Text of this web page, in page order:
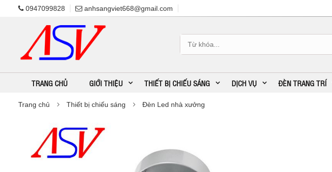
0947099828 anhsangviet668@gmail.com
TRANG CHỦ GIỚI THIỆU THIẾT BỊ CHIẾU SÁNG DỊCH VỤ ĐÈN TRANG TRÍ
Trang chủ Thiết bị chiếu sáng Đèn Led nhà xưởng